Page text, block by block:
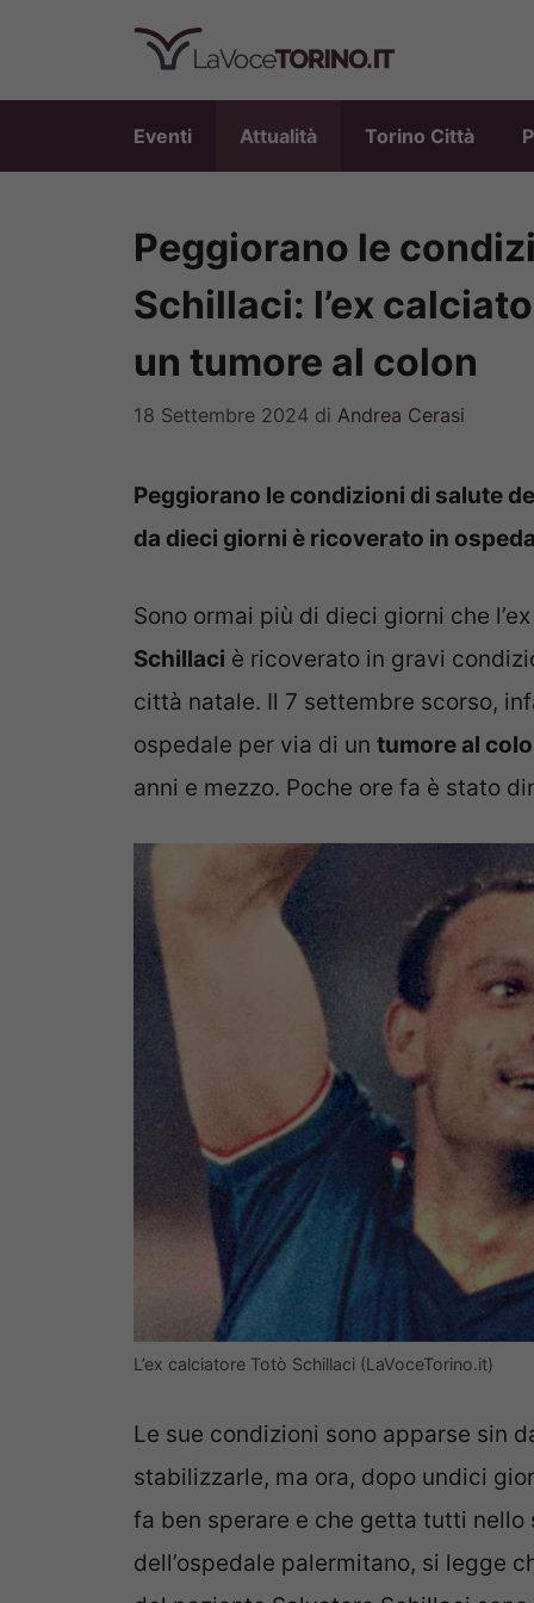
contenuto
Eventi Attualità Torino Città
Peggiorano le
Schillaci: l’ex
un tumore al colon
18 Settembre 2024 di Andrea Cerasi
Peggiorano le condizioni di salute
da dieci giorni è ricoverato in
Sono ormai più di dieci giorni che
Schillaci è ricoverato in gravi
città natale. Il 7 settembre scorso,
ospedale per via di un tumore al
anni e mezzo. Poche ore fa è stato
L’ex calciatore Totò Schillaci (LaVoceTorino.it)
Le sue condizioni sono apparse sin
stabilizzarle, ma ora, dopo undici
fa ben sperare e che getta tutti
dell’ospedale palermitano, si legge